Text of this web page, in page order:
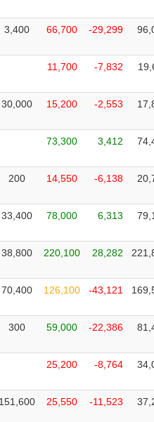
3,400 66,700 -29,299
11,700 -7,832
30,000 15,200 -2,553
73,300 3,412
200 14,550 -6,138
33,400 78,000 6,313
38,800 220,100 28,282
70,400 126,100 -43,121
300 59,000 -22,386
25,200 -8,764
151,600 25,550 -11,523